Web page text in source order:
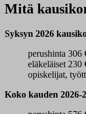
Mitä
Syksyn 2026
perushinta 306
eläkeläiset 230
opiskelijat,
Koko kauden 2026-